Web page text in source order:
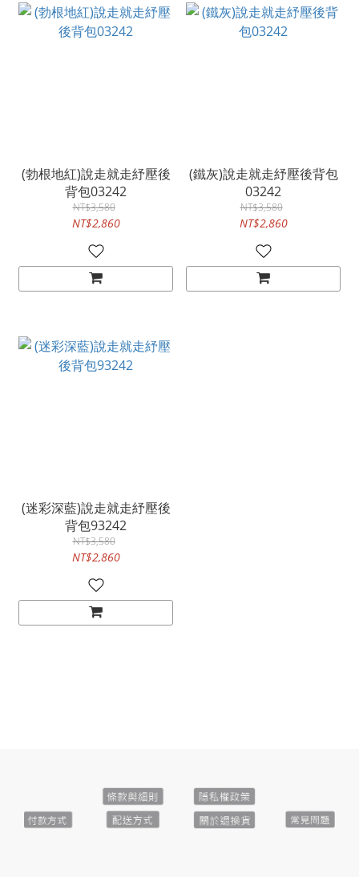
(勃根地紅)說走就走紓壓後
背包03242
NT$3,580
NT$2,860
(鐵灰)說走就走紓壓後背包
03242
NT$3,580
NT$2,860
(迷彩深藍)說走就走紓壓後
背包93242
NT$3,580
NT$2,860